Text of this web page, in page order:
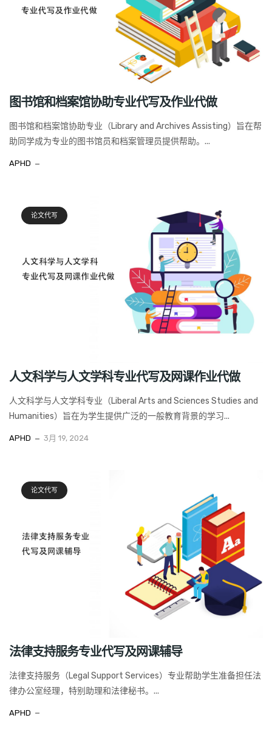
图书馆和档案馆协助专业代写及作业代做
图书馆和档案馆协助专业（Library and Archives Assisting）旨在帮
助同学成为专业的图书馆员和档案管理员提供帮助。...
APHD
论文代写
人文科学与人文学科专业代写及网课作业代做
人文科学与人文学科专业（Liberal Arts and Sciences Studies and
Humanities）旨在为学生提供广泛的一般教育背景的学习...
APHD 3月 19, 2024
论文代写
法律支持服务专业代写及网课辅导
法律支持服务（Legal Support Services）专业帮助学生准备担任法
律办公室经理，特别助理和法律秘书。...
APHD